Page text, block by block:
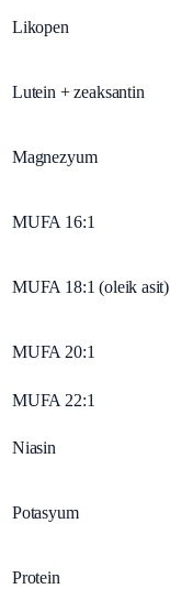
Likopen
Lutein + zeaksantin
Magnezyum
MUFA 16:1
MUFA 18:1 (oleik asit)
MUFA 20:1
MUFA 22:1
Niasin
Potasyum
Protein